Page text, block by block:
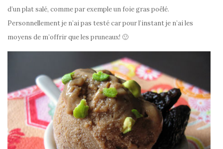
d’un plat salé, comme par exemple un foie gras poêlé.
Personnellement je n’ai pas testé car pour l’instant je n’ai les
moyens de m’offrir que les pruneaux! 🙂